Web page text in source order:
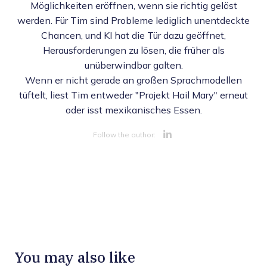
Möglichkeiten eröffnen, wenn sie richtig gelöst
werden. Für Tim sind Probleme lediglich unentdeckte
Chancen, und KI hat die Tür dazu geöffnet,
Herausforderungen zu lösen, die früher als
unüberwindbar galten.
Wenn er nicht gerade an großen Sprachmodellen
tüftelt, liest Tim entweder "Projekt Hail Mary" erneut
oder isst mexikanisches Essen.
Follow the author:
You may also like